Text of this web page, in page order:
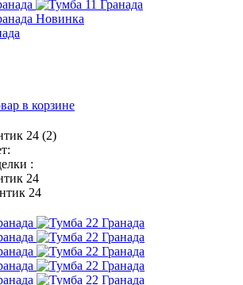
Новинка
в корзине
24 (2)
:
24
24